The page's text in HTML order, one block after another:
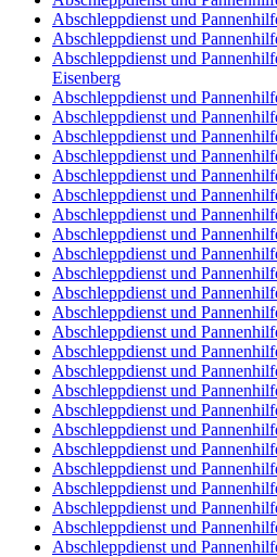
Abschleppdienst und
Abschleppdienst und
Abschleppdienst und
Eisenberg
Abschleppdienst und
Abschleppdienst und
Abschleppdienst und
Abschleppdienst und
Abschleppdienst und
Abschleppdienst und
Abschleppdienst und
Abschleppdienst und
Abschleppdienst und
Abschleppdienst und
Abschleppdienst und
Abschleppdienst und
Abschleppdienst und
Abschleppdienst und
Abschleppdienst und
Abschleppdienst und
Abschleppdienst und
Abschleppdienst und
Abschleppdienst und
Abschleppdienst und
Abschleppdienst und
Abschleppdienst und
Abschleppdienst und
Abschleppdienst und